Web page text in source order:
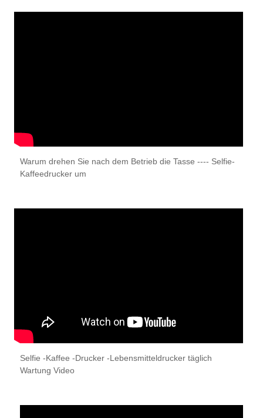
Warum drehen Sie nach dem Betrieb die Tasse ---- Selfie-
Kaffeedrucker um
Selfie -Kaffee -Drucker -Lebensmitteldrucker täglich
Wartung Video